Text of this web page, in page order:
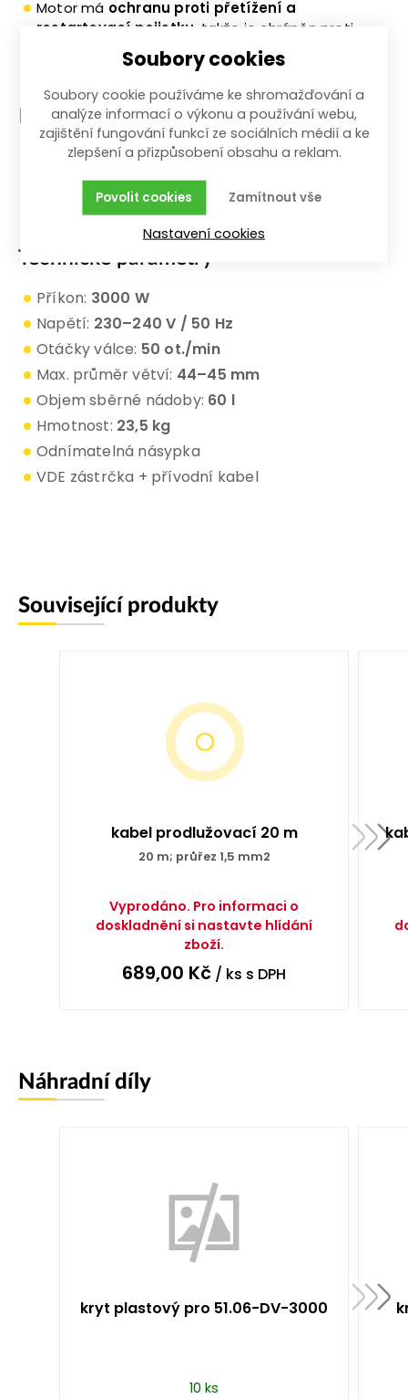
Motor má ochranu proti přetížení a
restartovací pojistku , takže je chráněn proti
přehřátí i při náročnější práci
Pro koho je ideální?
Pro majitele rodinných domů a zahrad
Pro pravidelné jarní a podzimní prořezy
Technické parametry
Příkon: 3000 W
Napětí: 230–240 V / 50 Hz
Otáčky válce: 50 ot./min
Max. průměr větví: 44–45 mm
Objem sběrné nádoby: 60 l
Hmotnost: 23,5 kg
Odnímatelná násypka
VDE zástrčka + přívodní kabel
Související produkty
kabel prodlužovací 20 m
20 m; průřez 1,5 mm2
Vyprodáno. Pro informaci o
doskladnění si nastavte hlídání
zboží.
689,00 Kč / ks s DPH
Náhradní díly
kryt plastový pro 51.06-DV-3000
10 ks
Soubory cookies
Soubory cookie používáme ke shromažďování a
analýze informací o výkonu a používání webu,
zajištění fungování funkcí ze sociálních médií a ke
zlepšení a přizpůsobení obsahu a reklam.
Zamítnout vše
Povolit cookies
Nastavení cookies